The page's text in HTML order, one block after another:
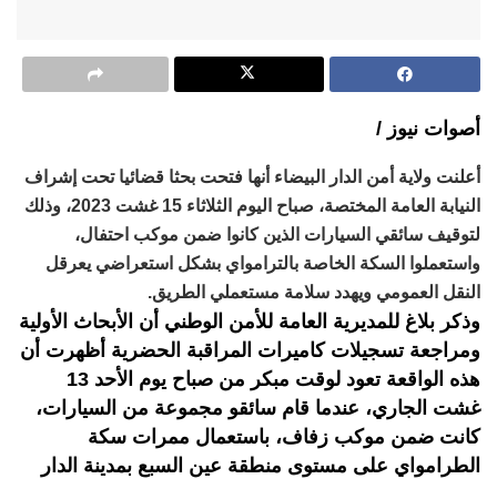
أصوات نيوز /
أعلنت ولاية أمن الدار البيضاء أنها فتحت بحثا قضائيا تحت إشراف
النيابة العامة المختصة، صباح اليوم الثلاثاء 15 غشت 2023، وذلك
لتوقيف سائقي السيارات الذين كانوا ضمن موكب احتفال،
واستعملوا السكة الخاصة بالترامواي بشكل استعراضي يعرقل
النقل العمومي ويهدد سلامة مستعملي الطريق.
وذكر بلاغ للمديرية العامة للأمن الوطني أن الأبحاث الأولية
ومراجعة تسجيلات كاميرات المراقبة الحضرية أظهرت أن
هذه الواقعة تعود لوقت مبكر من صباح يوم الأحد 13
غشت الجاري، عندما قام سائقو مجموعة من السيارات،
كانت ضمن موكب زفاف، باستعمال ممرات سكة
الطرامواي على مستوى منطقة عين السبع بمدينة الدار